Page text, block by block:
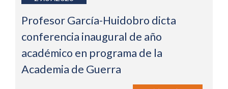
Profesor García-Huidobro dicta
conferencia inaugural de año
académico en programa de la
Academia de Guerra